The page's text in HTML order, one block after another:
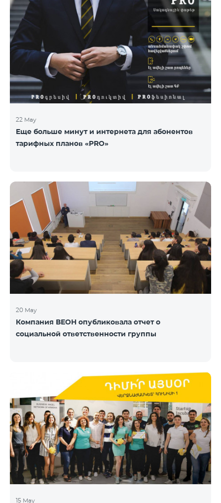
22 May
Еще больше минут и интернета для абонентов
тарифных планов «PRO»
20 May
Компания ВЕОН опубликовала отчет о
социальной ответственности группы
15 May